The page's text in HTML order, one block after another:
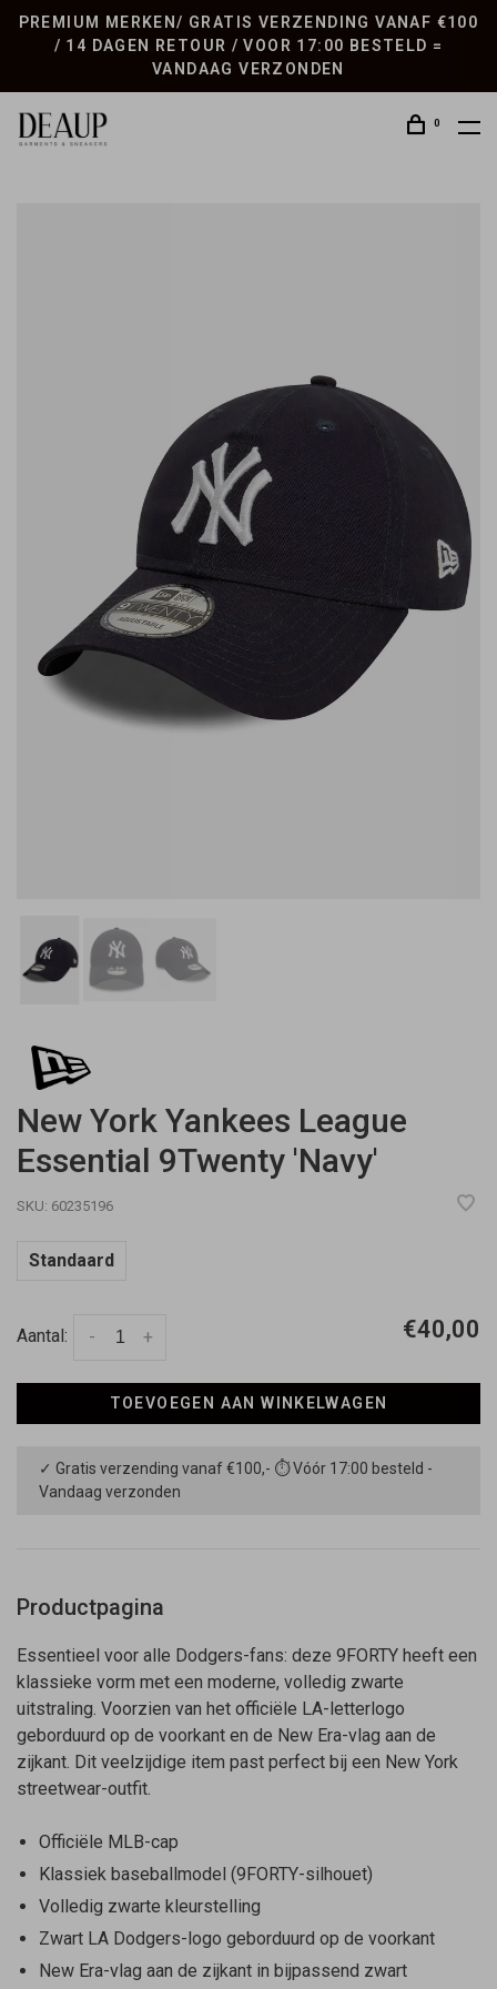
PREMIUM MERKEN/ GRATIS VERZENDING VANAF €100
/ 14 DAGEN RETOUR / VOOR 17:00 BESTELD =
VANDAAG VERZONDEN
0
New York Yankees League
Essential 9Twenty 'Navy'
SKU: 60235196
Standaard
Aantal: +
- €40,00
TOEVOEGEN AAN WINKELWAGEN
✓ Gratis verzending vanaf €100,- ⏱ Vóór 17:00 besteld -
Vandaag verzonden
Productpagina
Essentieel voor alle Dodgers-fans: deze 9FORTY heeft een
klassieke vorm met een moderne, volledig zwarte
uitstraling. Voorzien van het officiële LA-letterlogo
geborduurd op de voorkant en de New Era-vlag aan de
zijkant. Dit veelzijdige item past perfect bij een New York
streetwear-outfit.
Officiële MLB-cap
Klassiek baseballmodel (9FORTY-silhouet)
Volledig zwarte kleurstelling
Zwart LA Dodgers-logo geborduurd op de voorkant
New Era-vlag aan de zijkant in bijpassend zwart